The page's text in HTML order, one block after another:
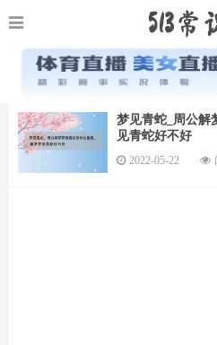
梦见青蛇_周公解
见青蛇好不好
2022-05-22